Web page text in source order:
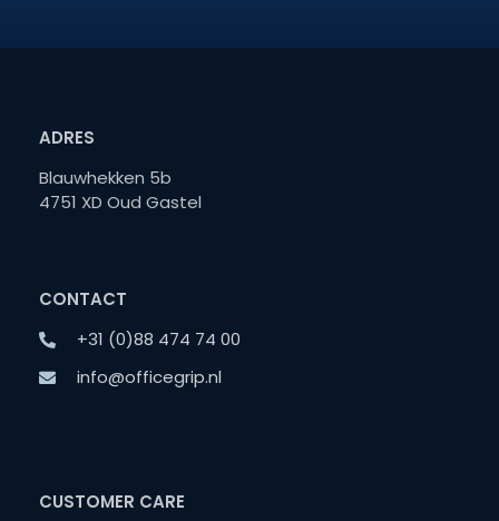
ADRES
Blauwhekken 5b
4751 XD Oud Gastel
CONTACT
+31 (0)88 474 74 00
info@officegrip.nl
CUSTOMER CARE